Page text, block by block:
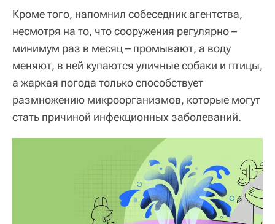
Кроме того, напомнил собеседник агентства,
несмотря на то, что сооружения регулярно –
минимум раз в месяц – промывают, а воду
меняют, в ней купаются уличные собаки и птицы,
а жаркая погода только способствует
размножению микроорганизмов, которые могут
стать причиной инфекционных заболеваний.